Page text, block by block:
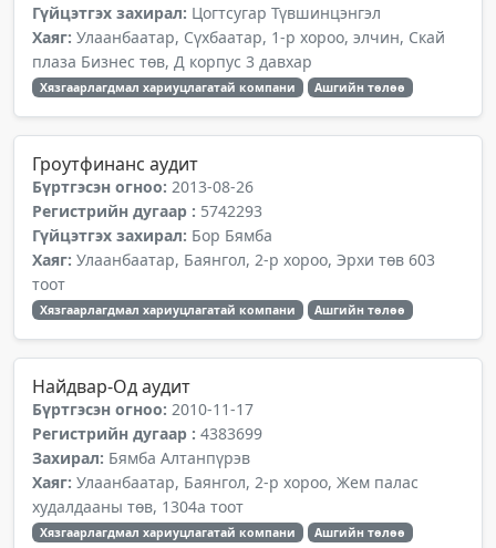
Гүйцэтгэх захирал: Цогтсугар Түвшинцэнгэл
Хаяг: Улаанбаатар, Сүхбаатар, 1-р хороо, элчин, Скай
плаза Бизнес төв, Д корпус 3 давхар
Хязгаарлагдмал хариуцлагатай компани Ашгийн төлөө
Гроутфинанс аудит
Бүртгэсэн огноо: 2013-08-26
Регистрийн дугаар : 5742293
Гүйцэтгэх захирал: Бор Бямба
Хаяг: Улаанбаатар, Баянгол, 2-р хороо, Эрхи төв 603
тоот
Хязгаарлагдмал хариуцлагатай компани Ашгийн төлөө
Найдвар-Од аудит
Бүртгэсэн огноо: 2010-11-17
Регистрийн дугаар : 4383699
Захирал: Бямба Алтанпүрэв
Хаяг: Улаанбаатар, Баянгол, 2-р хороо, Жем палас
худалдааны төв, 1304а тоот
Хязгаарлагдмал хариуцлагатай компани Ашгийн төлөө